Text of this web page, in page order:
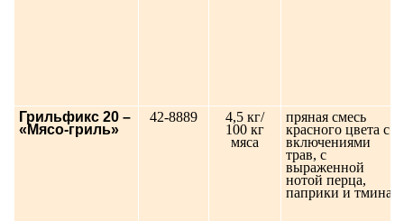
Грильфикс 20 –
«Мясо-гриль»
42-8889
4,5 кг/
100 кг
мяса
пряная смесь
красного цвета с
включениями
трав, с
выраженной
нотой перца,
паприки и тмина